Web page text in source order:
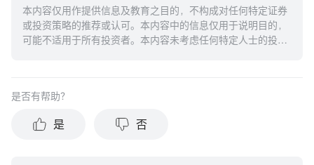
本内容仅用作提供信息及教育之目的，不构成对任何特定证券
或投资策略的推荐或认可。本内容中的信息仅用于说明目的，
可能不适用于所有投资者。本内容未考虑任何特定人士的投资
结果。投资涉及风险和损失本金的可能性。moomoo对上述内
任何陈述或保证。
是否有帮助？
是 否